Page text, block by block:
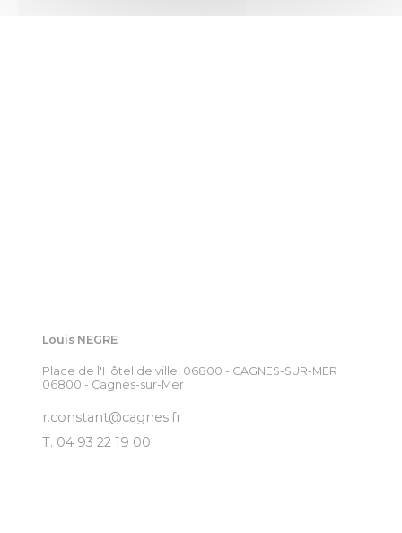
Louis NEGRE
Place de l'Hôtel de ville, 06800 - CAGNES-SUR-MER
06800 - Cagnes-sur-Mer
r.constant@cagnes.fr
T. 04 93 22 19 00